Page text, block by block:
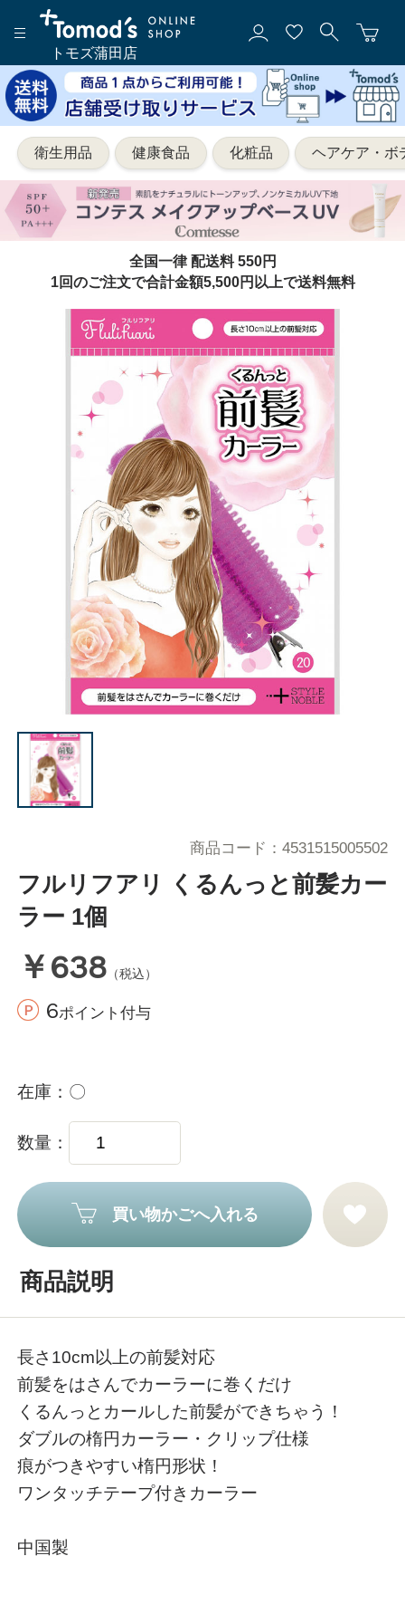
トモズ蒲田店
衛生用品 健康食品 化粧品 ヘアケア・ボ
全国一律 配送料 550円
1回のご注文で合計金額5,500円以上で送料無料
フルリフアリ くるんっと前髪カー
ラー 1個
￥638 （税込）
6ポイント付与
商品コード 4531515005502
在庫 〇
数量
買い物かごへ入れる
商品説明
長さ10cm以上の前髪対応
前髪をはさんでカーラーに巻くだけ
くるんっとカールした前髪ができちゃう！
ダブルの楕円カーラー・クリップ仕様
痕がつきやすい楕円形状！
ワンタッチテープ付きカーラー
中国製